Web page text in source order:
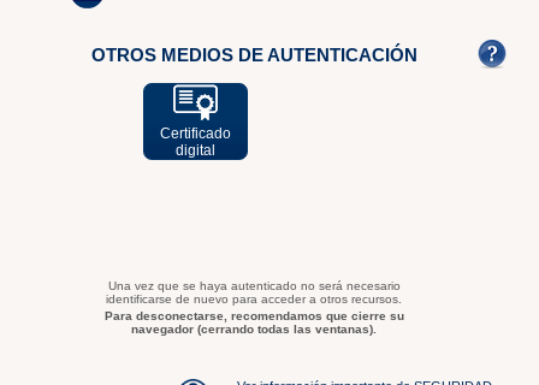
OTROS MEDIOS DE AUTENTICACIÓN
Certificado
digital
Una vez que se haya autenticado no será necesario
identificarse de nuevo para acceder a otros recursos.
Para desconectarse, recomendamos que cierre su
navegador (cerrando todas las ventanas).